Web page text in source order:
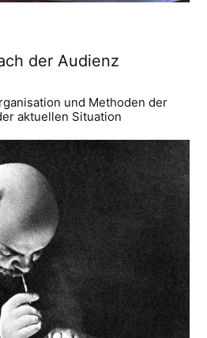
der Audienz
und Methoden der
aktuellen Situation